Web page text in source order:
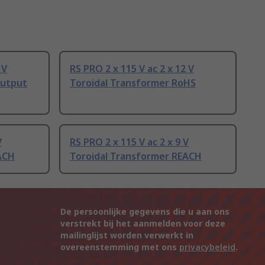
RS PRO 2 x 115 V ac 2 x 12 V
Toroidal Transformer RoHS
RS PRO 2 x 115 V ac 2 x 9 V
Toroidal Transformer REACH
De persoonlijke gegevens die u aan ons
verstrekt bij het aanmelden voor deze
mailinglijst worden verwerkt in
overeenstemming met ons privacybeleid.